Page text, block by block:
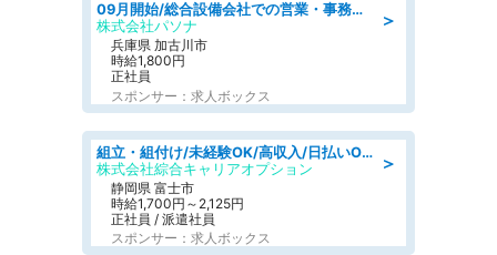
＞
09月開始/総合設備会社での営業・事務のお仕事/車通勤可/賞与あり/営業/営業事務
株式会社パソナ
兵庫県 加古川市
時給1,800円
正社員
スポンサー：求人ボックス
＞
組立・組付け/未経験OK/高収入/日払いOK/寮費無料/交替制
株式会社綜合キャリアオプション
静岡県 富士市
時給1,700円～2,125円
正社員 / 派遣社員
スポンサー：求人ボックス